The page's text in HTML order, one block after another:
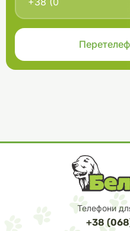
Телефони
+38